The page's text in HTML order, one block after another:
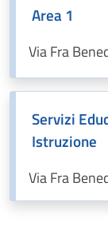
Area 1
Via Fra
Servizi
Istruzione
Via Fra